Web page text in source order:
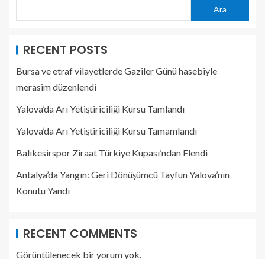
Ara
RECENT POSTS
Bursa ve etraf vilayetlerde Gaziler Günü hasebiyle
merasim düzenlendi
Yalova’da Arı Yetiştiriciliği Kursu Tamlandı
Yalova’da Arı Yetiştiriciliği Kursu Tamamlandı
Balıkesirspor Ziraat Türkiye Kupası’ndan Elendi
Antalya’da Yangın: Geri Dönüşümcü Tayfun Yalova’nın
Konutu Yandı
RECENT COMMENTS
Görüntülenecek bir yorum yok.